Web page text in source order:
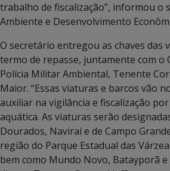
trabalho de fiscalização”, informou o
Ambiente e Desenvolvimento
O secretário entregou as chaves das
termo de repasse, juntamente com o
Polícia Militar Ambiental, Tenente
Maior. “Essas viaturas e barcos vão
auxiliar na vigilância e fiscalização
aquática. As viaturas serão
Dourados, Naviraí e de Campo
região do Parque Estadual das
bem como Mundo Novo, Batayporã